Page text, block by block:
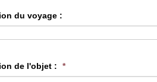
du voyage :
de l'objet : *